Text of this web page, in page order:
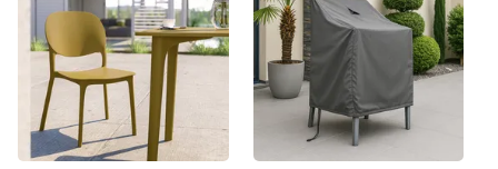
Caratteristiche Sedie
Tipologia
Sedia
Altezza
78 cm